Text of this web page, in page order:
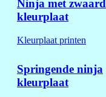
Ninja met zwaard
kleurplaat
Kleurplaat printen
Springende ninja
kleurplaat